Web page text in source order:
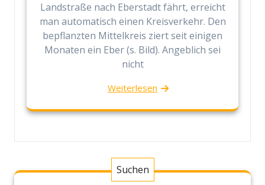
Landstraße nach Eberstadt fährt, erreicht
man automatisch einen Kreisverkehr. Den
bepflanzten Mittelkreis ziert seit einigen
Monaten ein Eber (s. Bild). Angeblich sei
nicht
Weiterlesen
Suchen